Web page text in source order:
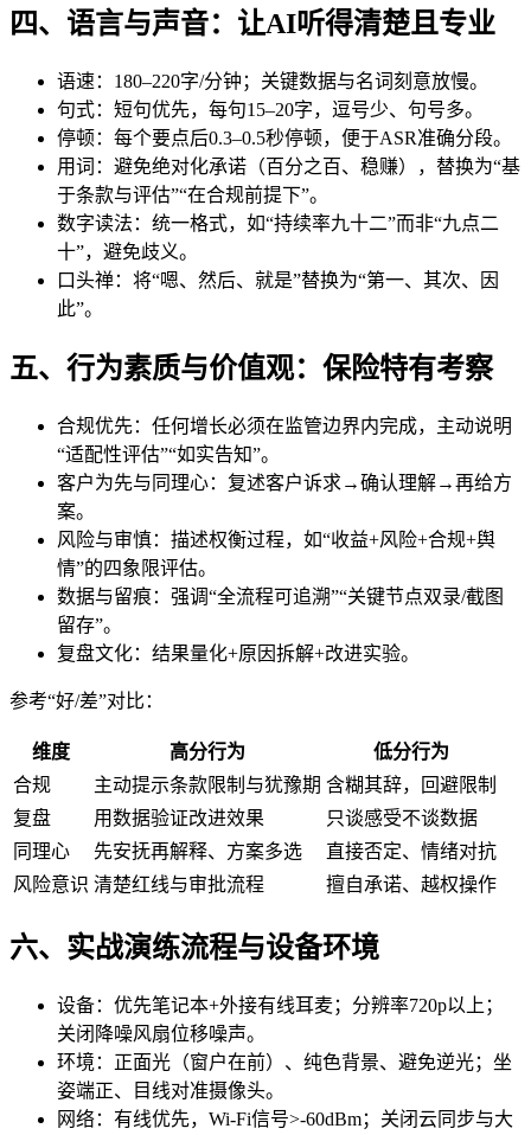
四、语言与声音：让AI听得清楚且专业
语速：180–220字/分钟；关键数据与名词刻意放慢。
句式：短句优先，每句15–20字，逗号少、句号多。
停顿：每个要点后0.3–0.5秒停顿，便于ASR准确分段。
用词：避免绝对化承诺（百分之百、稳赚），替换为“基
于条款与评估”“在合规前提下”。
数字读法：统一格式，如“持续率九十二”而非“九点二
十”，避免歧义。
口头禅：将“嗯、然后、就是”替换为“第一、其次、因
此”。
五、行为素质与价值观：保险特有考察
合规优先：任何增长必须在监管边界内完成，主动说明
“适配性评估”“如实告知”。
客户为先与同理心：复述客户诉求→确认理解→再给方
案。
风险与审慎：描述权衡过程，如“收益+风险+合规+舆
情”的四象限评估。
数据与留痕：强调“全流程可追溯”“关键节点双录/截图
留存”。
复盘文化：结果量化+原因拆解+改进实验。
参考“好/差”对比：
维度 高分行为
低分行为
合规
主动提示条款限制与犹豫期 含糊其辞，回避限制
复盘
用数据验证改进效果
只谈感受不谈数据
同理心
先安抚再解释、方案多选
直接否定、情绪对抗
风险意识 清楚红线与审批流程 擅自承诺、越权操作
六、实战演练流程与设备环境
设备：优先笔记本+外接有线耳麦；分辨率720p以上；
关闭降噪风扇位移噪声。
环境：正面光（窗户在前）、纯色背景、避免逆光；坐
姿端正、目线对准摄像头。
网络：有线优先，Wi-Fi信号>-60dBm；关闭云同步与大